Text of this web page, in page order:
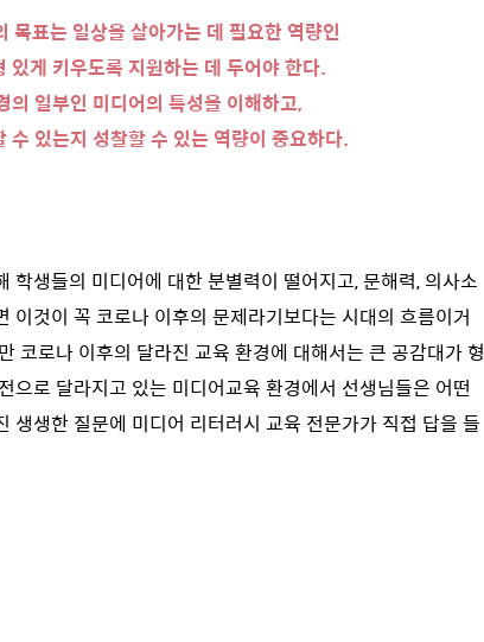
목표는 일상을 살아가는 데 필요한 역량인
있게 키우도록 지원하는 데 두어야 한다.
의 일부인 미디어의 특성을 이해하고,
수 있는지 성찰할 수 있는 역량이 중요하다.
학생들의 미디어에 대한 분별력이 떨어지고, 문해력, 의사소
이것이 꼭 코로나 이후의 문제라기보다는 시대의 흐름이거
코로나 이후의 달라진 교육 환경에 대해서는 큰 공감대가 형
으로 달라지고 있는 미디어교육 환경에서 선생님들은 어떤
생생한 질문에 미디어 리터러시 교육 전문가가 직접 답을 들